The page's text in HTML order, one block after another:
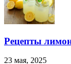
Рецепты
23 мая, 2025